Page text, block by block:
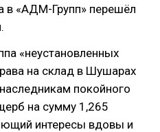
в «АДМ-Групп» перешёл
«неустановленных
на склад в Шушарах
покойного
на сумму 1,265
интересы вдовы и